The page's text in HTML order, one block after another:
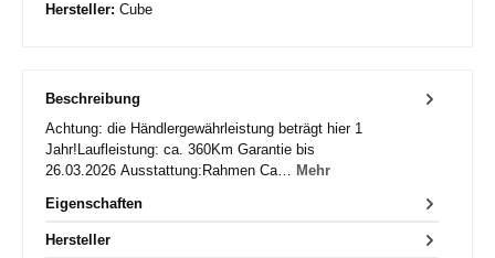
Hersteller: Cube
Beschreibung
Achtung: die Händlergewährleistung beträgt hier 1
Jahr!Laufleistung: ca. 360Km Garantie bis
26.03.2026 Ausstattung:Rahmen Ca… Mehr
Eigenschaften
Hersteller